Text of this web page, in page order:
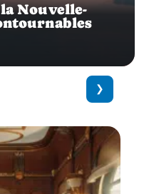
Nouvelle-